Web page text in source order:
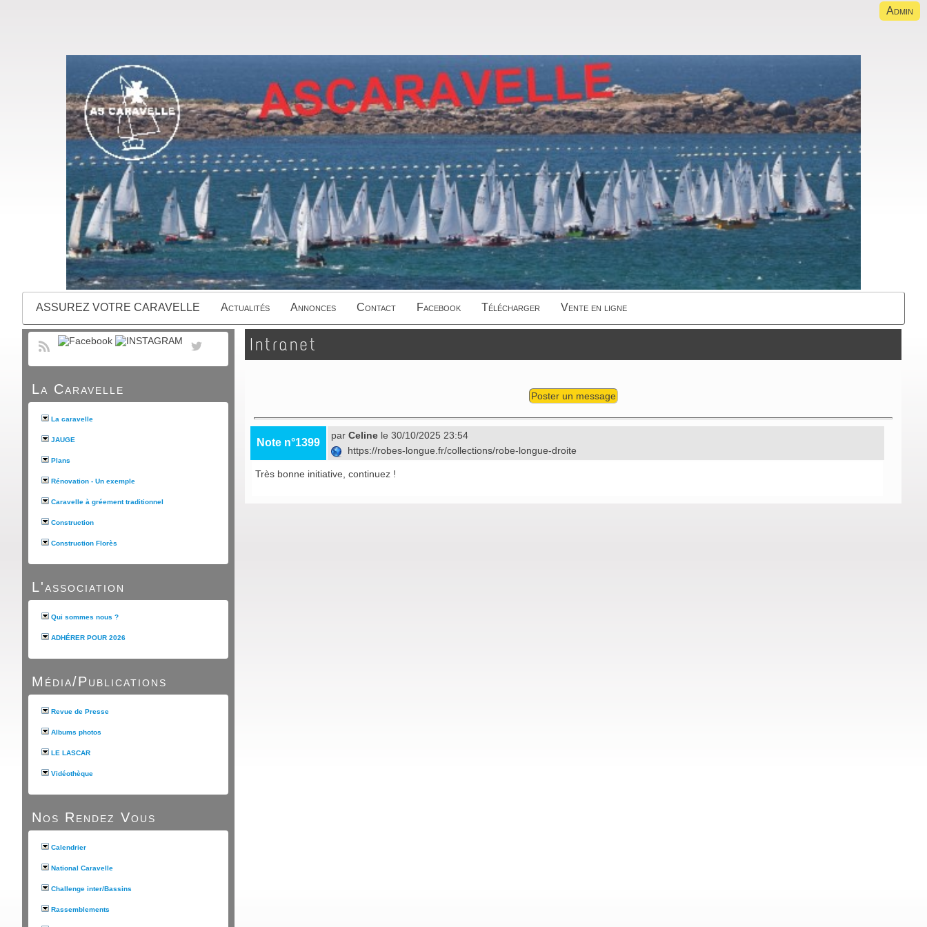
Admin
ASSUREZ VOTRE CARAVELLE Actualités Annonces Contact Facebook Télécharger Vente en ligne
La Caravelle
La caravelle
JAUGE
Plans
Rénovation - Un exemple
Caravelle à gréement traditionnel
Construction
Construction Florès
L'association
Qui sommes nous ?
ADHÉRER POUR 2026
Média/Publications
Revue de Presse
Albums photos
LE LASCAR
Vidéothèque
Nos Rendez Vous
Calendrier
National Caravelle
Challenge inter/Bassins
Rassemblements
Intranet
Poster un message
Note n°1399
par Celine le 30/10/2025 23:54
https://robes-longue.fr/collections/robe-longue-droite
Très bonne initiative, continuez !